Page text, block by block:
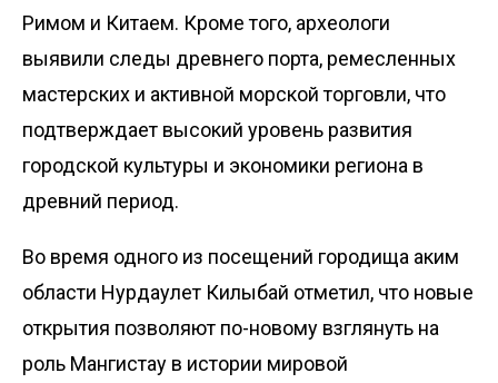
Римом и Китаем. Кроме того, археологи
выявили следы древнего порта, ремесленных
мастерских и активной морской торговли, что
подтверждает высокий уровень развития
городской культуры и экономики региона в
древний период.
Во время одного из посещений городища аким
области Нурдаулет Килыбай отметил, что новые
открытия позволяют по-новому взглянуть на
роль Мангистау в истории мировой